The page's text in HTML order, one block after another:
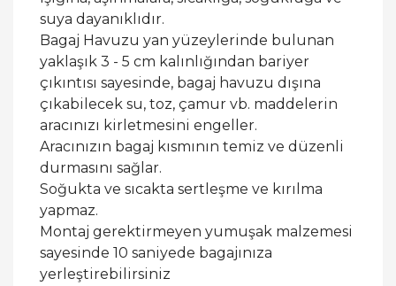
suya dayanıklıdır.
Bagaj Havuzu yan yüzeylerinde bulunan
yaklaşık 3 - 5 cm kalınlığından bariyer
çıkıntısı sayesinde, bagaj havuzu dışına
çıkabilecek su, toz, çamur vb. maddelerin
aracınızı kirletmesini engeller.
Aracınızın bagaj kısmının temiz ve düzenli
durmasını sağlar.
Soğukta ve sıcakta sertleşme ve kırılma
yapmaz.
Montaj gerektirmeyen yumuşak malzemesi
sayesinde 10 saniyede bagajınıza
yerleştirebilirsiniz